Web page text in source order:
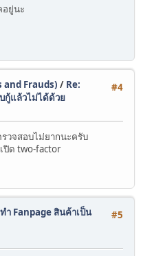
ยู่นะ
#4
and Frauds) / Re:
กู้แล้วไม่ได้ด้วย
รวจสอบไม่ยากนะครับ
ปิด two-factor
#5
ำ Fanpage สินค้าเป็น